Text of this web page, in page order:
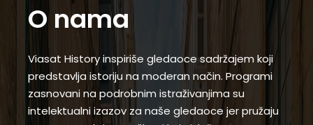
O nama
Viasat History inspiriše gledaoce sadržajem koji
predstavlja istoriju na moderan način. Programi
zasnovani na podrobnim istraživanjima su
intelektualni izazov za naše gledaoce jer pružaju